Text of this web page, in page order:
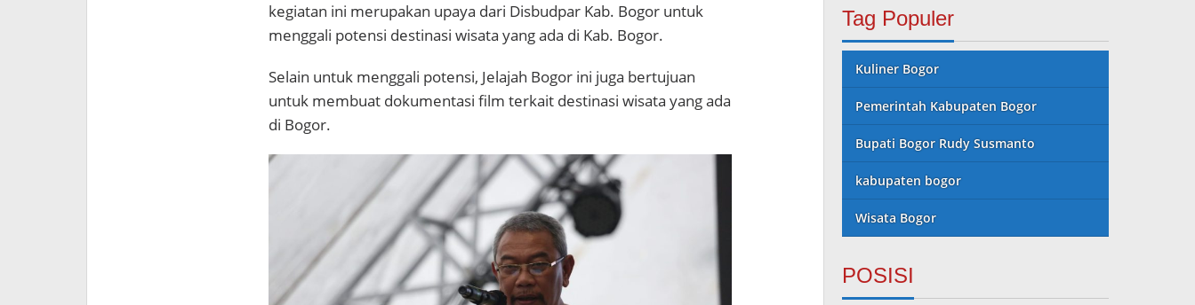
kegiatan ini merupakan upaya dari Disbudpar Kab. Bogor untuk
menggali potensi destinasi wisata yang ada di Kab. Bogor.
Selain untuk menggali potensi, Jelajah Bogor ini juga bertujuan
untuk membuat dokumentasi film terkait destinasi wisata yang ada
di Bogor.
Tag Populer
Kuliner Bogor
Pemerintah Kabupaten Bogor
Bupati Bogor Rudy Susmanto
kabupaten bogor
Wisata Bogor
POSISI